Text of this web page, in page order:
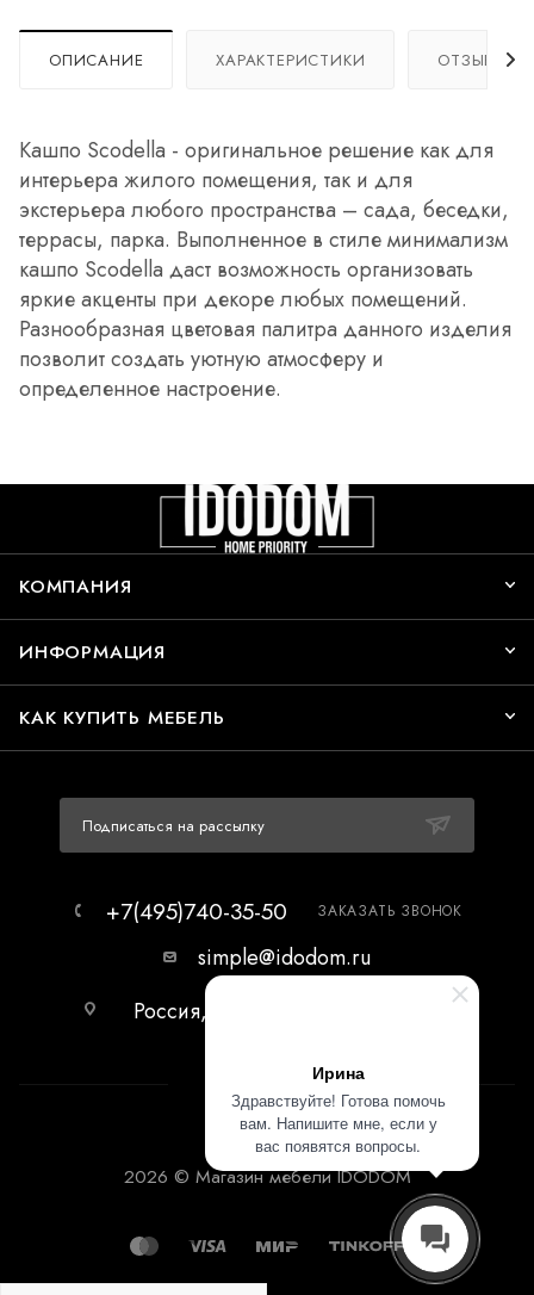
Ирина
Здравствуйте! Готова помочь
вам. Напишите мне, если у
вас появятся вопросы.
ОПИСАНИЕ ХАРАКТЕРИСТИКИ ОТЗЫВЫ
Кашпо Scodella - оригинальное решение как для
интерьера жилого помещения, так и для
экстерьера любого пространства – сада, беседки,
террасы, парка. Выполненное в стиле минимализм
кашпо Scodella даст возможность организовать
яркие акценты при декоре любых помещений.
Разнообразная цветовая палитра данного изделия
позволит создать уютную атмосферу и
определенное настроение.
КОМПАНИЯ
ИНФОРМАЦИЯ
КАК КУПИТЬ МЕБЕЛЬ
Подписаться на рассылку
+7(495)740-35-50 ЗАКАЗАТЬ ЗВОНОК
simple@idodom.ru
Россия, г.Москва, МЦ Гранд-2,
2026 © Магазин мебели IDODOM